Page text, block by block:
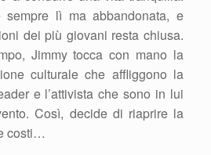
lì ma abbandonata, e
dei più giovani resta chiusa.
Jimmy tocca con mano la
culturale che affliggono la
e l’attivista che sono in lui
Così, decide di riaprire la
costi…